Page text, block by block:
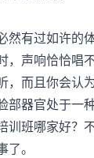
有过如许的
，声响恰恰唱
，而且你会认
部器官处于一
训班哪家好？
。